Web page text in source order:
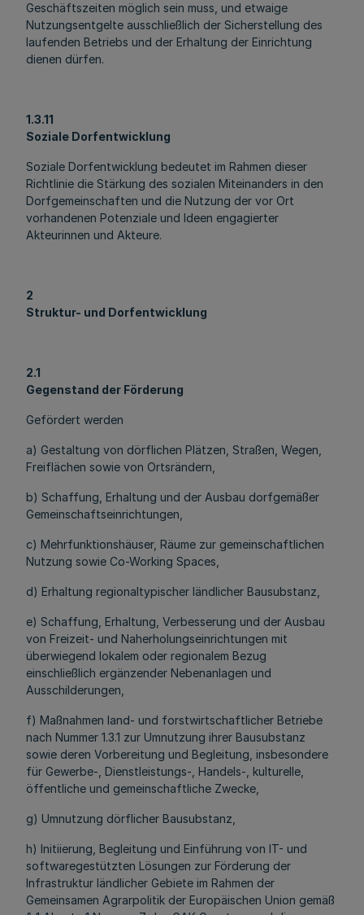
Geschäftszeiten möglich sein muss, und etwaige
Nutzungsentgelte ausschließlich der Sicherstellung des
laufenden Betriebs und der Erhaltung der Einrichtung
dienen dürfen.
1.3.11
Soziale Dorfentwicklung
Soziale Dorfentwicklung bedeutet im Rahmen dieser
Richtlinie die Stärkung des sozialen Miteinanders in den
Dorfgemeinschaften und die Nutzung der vor Ort
vorhandenen Potenziale und Ideen engagierter
Akteurinnen und Akteure.
2
Struktur- und Dorfentwicklung
2.1
Gegenstand der Förderung
Gefördert werden
a) Gestaltung von dörflichen Plätzen, Straßen, Wegen,
Freiflächen sowie von Ortsrändern,
b) Schaffung, Erhaltung und der Ausbau dorfgemäßer
Gemeinschaftseinrichtungen,
c) Mehrfunktionshäuser, Räume zur gemeinschaftlichen
Nutzung sowie Co-Working Spaces,
d) Erhaltung regionaltypischer ländlicher Bausubstanz,
e) Schaffung, Erhaltung, Verbesserung und der Ausbau
von Freizeit- und Naherholungseinrichtungen mit
überwiegend lokalem oder regionalem Bezug
einschließlich ergänzender Nebenanlagen und
Ausschilderungen,
f) Maßnahmen land- und forstwirtschaftlicher Betriebe
nach Nummer 1.3.1 zur Umnutzung ihrer Bausubstanz
sowie deren Vorbereitung und Begleitung, insbesondere
für Gewerbe-, Dienstleistungs-, Handels-, kulturelle,
öffentliche und gemeinschaftliche Zwecke,
g) Umnutzung dörflicher Bausubstanz,
h) Initiierung, Begleitung und Einführung von IT- und
softwaregestützten Lösungen zur Förderung der
Infrastruktur ländlicher Gebiete im Rahmen der
Gemeinsamen Agrarpolitik der Europäischen Union gemäß